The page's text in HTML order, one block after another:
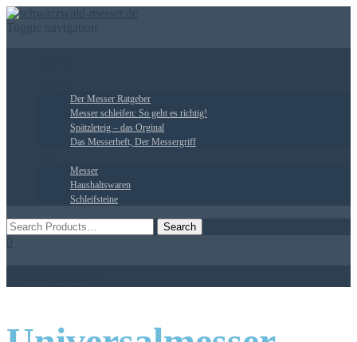
Der Messer Ratgeber
Messer schleifen: So geht es richtig!
Spätzleteig – das Orginal
Das Messerheft, Der Messergriff
Messer
Haushaltswaren
Schleifsteine